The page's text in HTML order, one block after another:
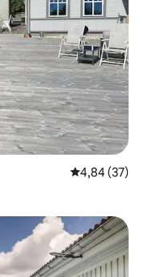
4,84 de uma
4,84 (37)